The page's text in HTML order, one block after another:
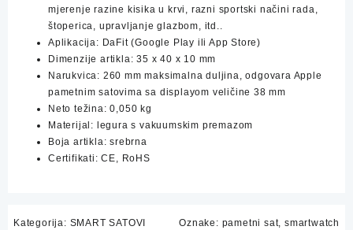
mjerenje razine kisika u krvi, razni sportski načini rada,
štoperica, upravljanje glazbom, itd..
Aplikacija: DaFit (Google Play ili App Store)
Dimenzije artikla: 35 x 40 x 10 mm
Narukvica: 260 mm maksimalna duljina, odgovara Apple
pametnim satovima sa displayom veličine 38 mm
Neto težina: 0,050 kg
Materijal: legura s vakuumskim premazom
Boja artikla: srebrna
Certifikati: CE, RoHS
Kategorija: SMART SATOVI Oznake: pametni sat, smartwatch